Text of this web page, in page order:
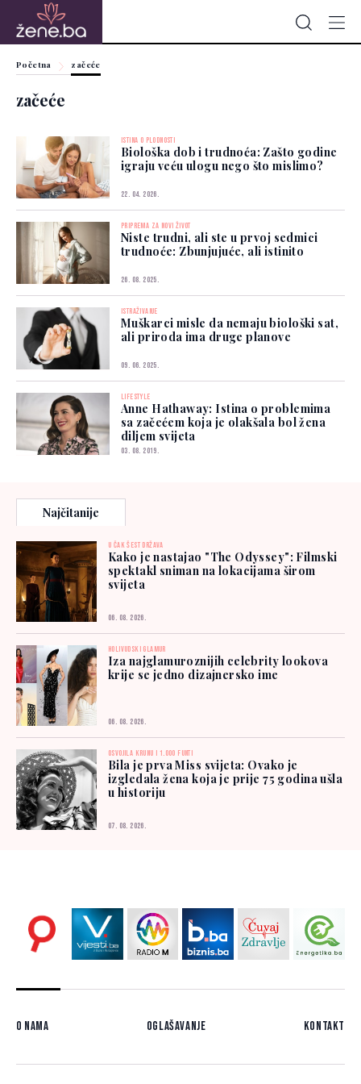
Početna začeće
začeće
ISTINA O PLODNOSTI
Biološka dob i trudnoća: Zašto godine
igraju veću ulogu nego što mislimo?
22. 04. 2026.
PRIPREMA ZA NOVI ŽIVOT
Niste trudni, ali ste u prvoj sedmici
trudnoće: Zbunjujuće, ali istinito
26. 08. 2025.
ISTRAŽIVANJE
Muškarci misle da nemaju biološki sat,
ali priroda ima druge planove
09. 06. 2025.
LIFESTYLE
Anne Hathaway: Istina o problemima
sa začećem koja je olakšala bol žena
diljem svijeta
03. 08. 2019.
Najčitanije
U ČAK ŠEST DRŽAVA
Kako je nastajao "The Odyssey": Filmski
spektakl sniman na lokacijama širom
svijeta
06. 08. 2026.
HOLIVUDSKI GLAMUR
Iza najglamuroznijih celebrity lookova
krije se jedno dizajnersko ime
06. 08. 2026.
OSVOJILA KRUNU I 1.000 FUNTI
Bila je prva Miss svijeta: Ovako je
izgledala žena koja je prije 75 godina ušla
u historiju
07. 08. 2026.
O nama Oglašavanje Kontakt